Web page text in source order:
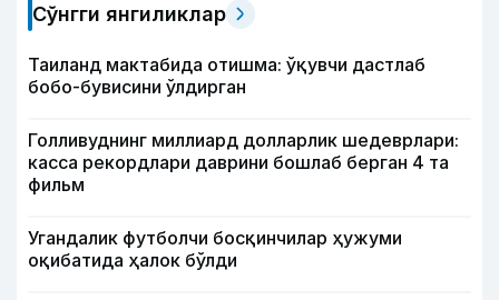
Сўнгги янгиликлар
Таиланд мактабида отишма: ўқувчи дастлаб
бобо-бувисини ўлдирган
Голливуднинг миллиард долларлик шедеврлари:
касса рекордлари даврини бошлаб берган 4 та
фильм
Угандалик футболчи босқинчилар ҳужуми
оқибатида ҳалок бўлди